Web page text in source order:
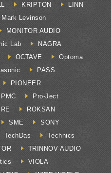
KRIPTON
LINN
Mark Levinson
MONITOR AUDIO
Lab
NAGRA
OCTAVE
Optoma
PASS
PIONEER
PMC
Pro-Ject
ROKSAN
SME
SONY
TechDas
Technics
TRINNOV AUDIO
VIOLA